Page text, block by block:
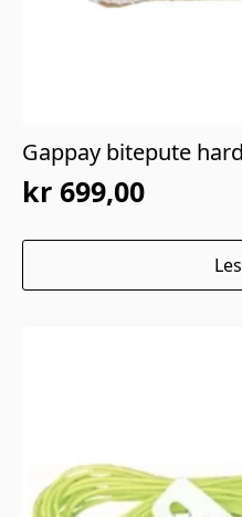
Gappay bitepute
kr 699,00